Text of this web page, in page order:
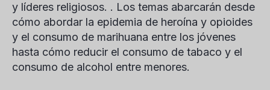
y líderes religiosos. . Los temas abarcarán desde
cómo abordar la epidemia de heroína y opioides
y el consumo de marihuana entre los jóvenes
hasta cómo reducir el consumo de tabaco y el
consumo de alcohol entre menores.